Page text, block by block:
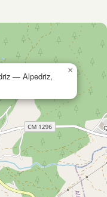
— Alpedriz,
×